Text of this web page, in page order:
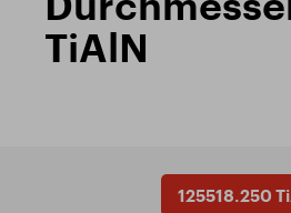
TiAlN
125518.250